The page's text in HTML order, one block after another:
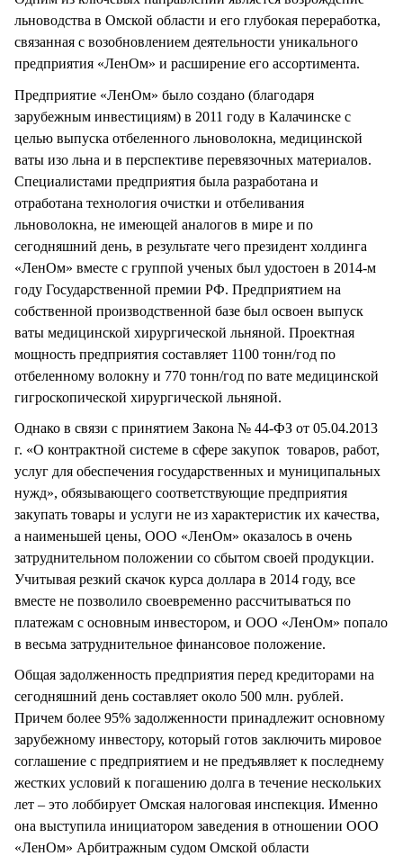
льноводства в Омской области и его глубокая переработка,
связанная с возобновлением деятельности уникального
предприятия «ЛенОм» и расширение его ассортимента.
Предприятие «ЛенОм» было создано (благодаря
зарубежным инвестициям) в 2011 году в Калачинске с
целью выпуска отбеленного льноволокна, медицинской
ваты изо льна и в перспективе перевязочных материалов.
Специалистами предприятия была разработана и
отработана технология очистки и отбеливания
льноволокна, не имеющей аналогов в мире и по
сегодняшний день, в результате чего президент холдинга
«ЛенОм» вместе с группой ученых был удостоен в 2014-м
году Государственной премии РФ. Предприятием на
собственной производственной базе был освоен выпуск
ваты медицинской хирургической льняной. Проектная
мощность предприятия составляет 1100 тонн/год по
отбеленному волокну и 770 тонн/год по вате медицинской
гигроскопической хирургической льняной.
Однако в связи с принятием Закона № 44-ФЗ от 05.04.2013
г. «О контрактной системе в сфере закупок товаров, работ,
услуг для обеспечения государственных и муниципальных
нужд», обязывающего соответствующие предприятия
закупать товары и услуги не из характеристик их качества,
а наименьшей цены, ООО «ЛенОм» оказалось в очень
затруднительном положении со сбытом своей продукции.
Учитывая резкий скачок курса доллара в 2014 году, все
вместе не позволило своевременно рассчитываться по
платежам с основным инвестором, и ООО «ЛенОм» попало
в весьма затруднительное финансовое положение.
Общая задолженность предприятия перед кредиторами на
сегодняшний день составляет около 500 млн. рублей.
Причем более 95% задолженности принадлежит основному
зарубежному инвестору, который готов заключить мировое
соглашение с предприятием и не предъявляет к последнему
жестких условий к погашению долга в течение нескольких
лет – это лоббирует Омская налоговая инспекция. Именно
она выступила инициатором заведения в отношении ООО
«ЛенОм» Арбитражным судом Омской области